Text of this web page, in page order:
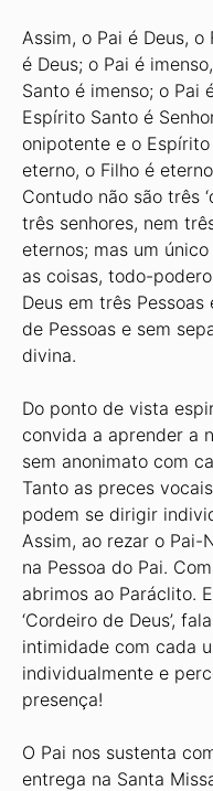
Assim, o Pai é Deus,
é Deus; o Pai é
Santo é imenso; o Pai
Espírito Santo é
onipotente e o
eterno, o Filho é
Contudo não são três
três senhores, nem
eternos; mas um
as coisas, todo-
Deus em três
de Pessoas e sem
divina.
Do ponto de vista
convida a aprender a
sem anonimato com
Tanto as preces
podem se dirigir
Assim, ao rezar o Pai-
na Pessoa do Pai.
abrimos ao Paráclito.
‘Cordeiro de Deus’,
intimidade com cada
individualmente e
presença!
O Pai nos sustenta
entrega na Santa